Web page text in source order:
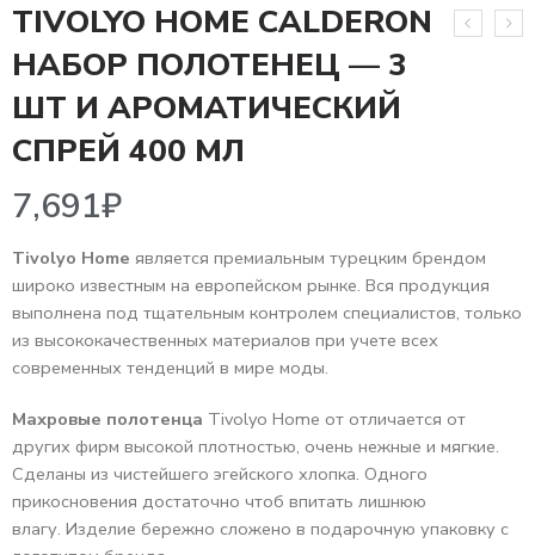
TIVOLYO HOME CALDERON
НАБОР ПОЛОТЕНЕЦ — 3
ШТ И АРОМАТИЧЕСКИЙ
СПРЕЙ 400 МЛ
7,691₽
Tivolyo Home является премиальным турецким брендом
широко известным на европейском рынке. Вся продукция
выполнена под тщательным контролем специалистов, только
из высококачественных материалов при учете всех
современных тенденций в мире моды.
Махровые полотенца Tivolyo Home от отличается от
других фирм высокой плотностью, очень нежные и мягкие.
Сделаны из чистейшего эгейского хлопка. Одного
прикосновения достаточно чтоб впитать лишнюю
влагу. Изделие бережно сложено в подарочную упаковку с